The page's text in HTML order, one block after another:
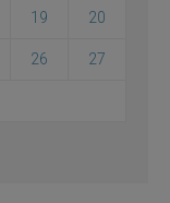
19 20
26 27